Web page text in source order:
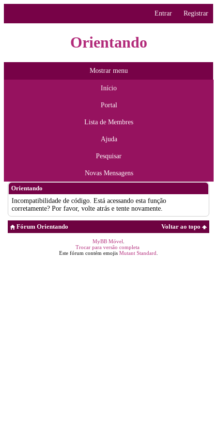
Entrar Registrar
Orientando
Mostrar menu
Início
Portal
Lista de Membres
Ajuda
Pesquisar
Novas Mensagens
Orientando
Incompatibilidade de código. Está acessando esta função
corretamente? Por favor, volte atrás e tente novamente.
Voltar ao topo
Fórum Orientando
MyBB Móvel
Trocar para versão completa
Este fórum contém emojis Mutant Standard